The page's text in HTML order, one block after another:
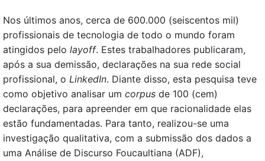
Nos últimos anos, cerca de 600.000 (seiscentos mil)
profissionais de tecnologia de todo o mundo foram
atingidos pelo layoff. Estes trabalhadores publicaram,
após a sua demissão, declarações na sua rede social
profissional, o LinkedIn. Diante disso, esta pesquisa teve
como objetivo analisar um corpus de 100 (cem)
declarações, para apreender em que racionalidade elas
estão fundamentadas. Para tanto, realizou-se uma
investigação qualitativa, com a submissão dos dados a
uma Análise de Discurso Foucaultiana (ADF),